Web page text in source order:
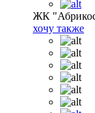
ЖК
хочу также